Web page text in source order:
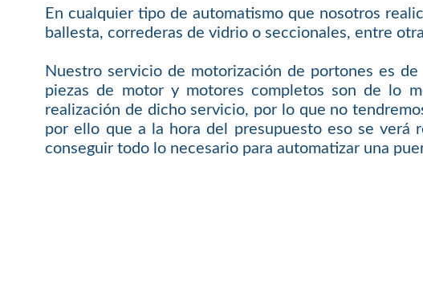
En cualquier tipo de automatismo que nosotros
ballesta, correderas de vidrio o seccionales, entre
Nuestro servicio de motorización de portones es
piezas de motor y motores completos son de lo
realización de dicho servicio, por lo que no
por ello que a la hora del presupuesto eso se verá
conseguir todo lo necesario para automatizar una